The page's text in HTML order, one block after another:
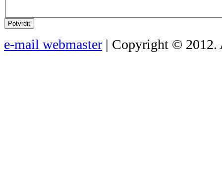
Potvrdit
e-mail webmaster | Copyright © 2012.